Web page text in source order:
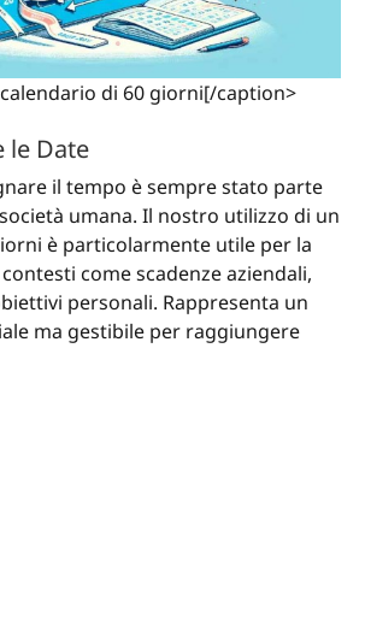
di 60 giorni[/caption>
le Date
il tempo è sempre stato parte
umana. Il nostro utilizzo di un
è particolarmente utile per la
come scadenze aziendali,
personali. Rappresenta un
ma gestibile per raggiungere